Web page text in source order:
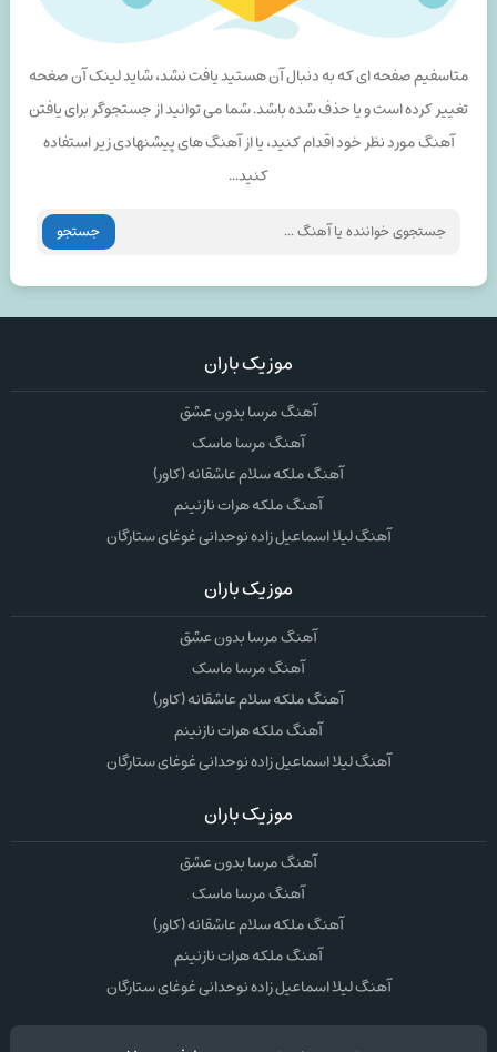
متاسفیم صفحه ای که به دنبال آن هستید یافت نشد، شاید لینک آن صغحه
تغییر کرده است و یا حذف شده باشد. شما می توانید از جستجوگر برای یافتن
آهنگ مورد نظر خود اقدام کنید، یا از آهنگ های پیشنهادی زیر استفاده
کنید...
جستجو
موزیک باران
آهنگ مرسا بدون عشق
آهنگ مرسا ماسک
آهنگ ملکه سلام عاشقانه (کاور)
آهنگ ملکه هرات نازنینم
آهنگ لیلا اسماعیل زاده نوحدانی غوغای ستارگان
موزیک باران
آهنگ مرسا بدون عشق
آهنگ مرسا ماسک
آهنگ ملکه سلام عاشقانه (کاور)
آهنگ ملکه هرات نازنینم
آهنگ لیلا اسماعیل زاده نوحدانی غوغای ستارگان
موزیک باران
آهنگ مرسا بدون عشق
آهنگ مرسا ماسک
آهنگ ملکه سلام عاشقانه (کاور)
آهنگ ملکه هرات نازنینم
آهنگ لیلا اسماعیل زاده نوحدانی غوغای ستارگان